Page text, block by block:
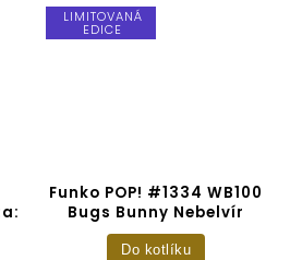
LIMITOVANÁ
EDICE
Funko POP! #1334 WB100
Bugs Bunny Nebelvír
Do kotlíku